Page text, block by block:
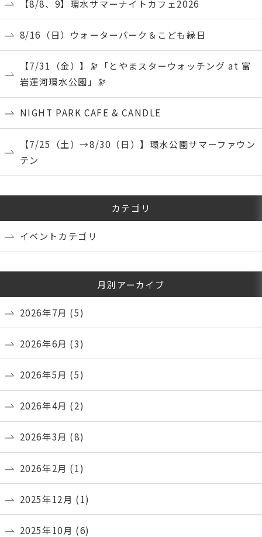
【8/8、9】環水サマーナイトカフェ2026
8/16（日）ウォーターパーク＆こども縁日
【7/31（金）】🔭「とやまスターウォッチング at 富
岩運河環水公園」🔭
NIGHT PARK CAFE & CANDLE
【7/25（土）→8/30（日）】環水公園サマーファウン
テン
カテゴリ
イベントカテゴリ
月別アーカイブ
2026年7月 (5)
2026年6月 (3)
2026年5月 (5)
2026年4月 (2)
2026年3月 (8)
2026年2月 (1)
2025年12月 (1)
2025年10月 (6)